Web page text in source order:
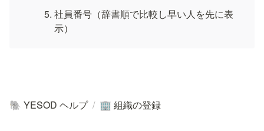
社員番号（辞書順で比較し早い人を先に表
示）
🐘 YESOD ヘルプ / 🏢 組織の登録